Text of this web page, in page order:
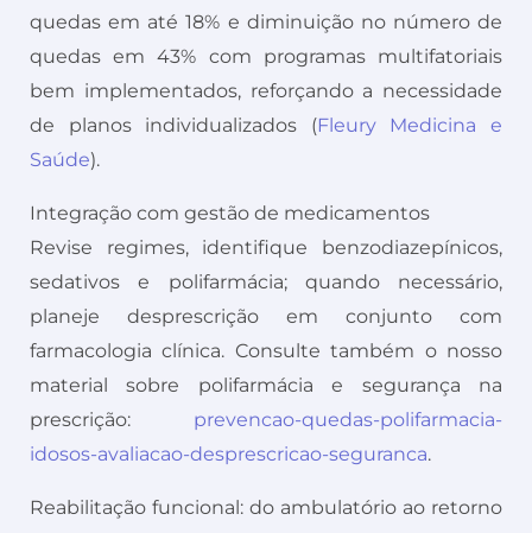
quedas em até 18% e diminuição no número de
quedas em 43% com programas multifatoriais
bem implementados, reforçando a necessidade
de planos individualizados (Fleury Medicina e
Saúde).
Integração com gestão de medicamentos
Revise regimes, identifique benzodiazepínicos,
sedativos e polifarmácia; quando necessário,
planeje desprescrição em conjunto com
farmacologia clínica. Consulte também o nosso
material sobre polifarmácia e segurança na
prescrição: prevencao-quedas-polifarmacia-
idosos-avaliacao-desprescricao-seguranca.
Reabilitação funcional: do ambulatório ao retorno